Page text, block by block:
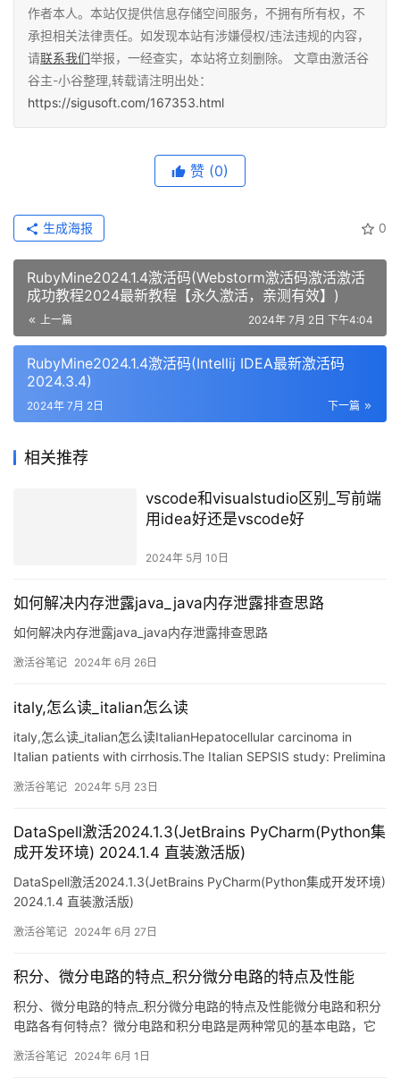
作者本人。本站仅提供信息存储空间服务，不拥有所有权，不
承担相关法律责任。如发现本站有涉嫌侵权/违法违规的内容，
请联系我们举报，一经查实，本站将立刻删除。 文章由激活谷
谷主-小谷整理,转载请注明出处：
https://sigusoft.com/167353.html
赞 (0)
0
生成海报
RubyMine2024.1.4激活码(Webstorm激活码激活激活
成功教程2024最新教程【永久激活，亲测有效】)
上一篇 2024年 7月 2日 下午4:04
RubyMine2024.1.4激活码(Intellij IDEA最新激活码
2024.3.4)
下一篇
2024年 7月 2日
相关推荐
vscode和visualstudio区别_写前端
用idea好还是vscode好
2024年 5月 10日
如何解决内存泄露java_java内存泄露排查思路
如何解决内存泄露java_java内存泄露排查思路
激活谷笔记 2024年 6月 26日
italy,怎么读_italian怎么读
italy,怎么读_italian怎么读ItalianHepatocellular carcinoma in
Italian patients with cirrhosis.The Italian SEPSIS study: Prelimina
激活谷笔记 2024年 5月 23日
DataSpell激活2024.1.3(JetBrains PyCharm(Python集
成开发环境) 2024.1.4 直装激活版)
DataSpell激活2024.1.3(JetBrains PyCharm(Python集成开发环境)
2024.1.4 直装激活版)
激活谷笔记 2024年 6月 27日
积分、微分电路的特点_积分微分电路的特点及性能
积分、微分电路的特点_积分微分电路的特点及性能微分电路和积分
电路各有何特点？微分电路和积分电路是两种常见的基本电路，它
种能够实现输入信号微分操作的电路。它对输入信号的变化率有很
激活谷笔记 2024年 6月 1日